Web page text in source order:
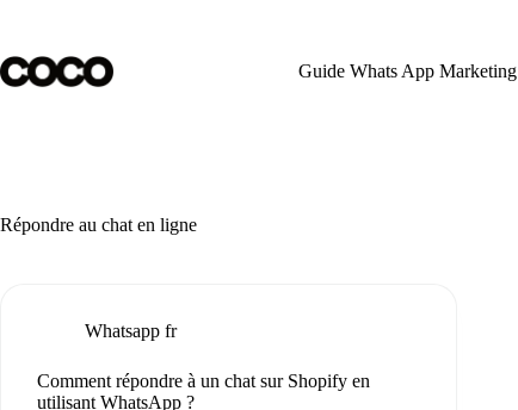
contenu
Guide Whats App Marketing
Répondre au chat en ligne
Whatsapp fr
Comment répondre à un chat sur Shopify en
utilisant WhatsApp ?